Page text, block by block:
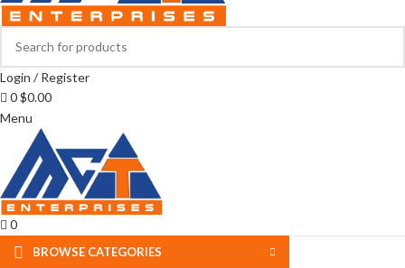
Login / Register
0$0.00
Menu
0
BROWSE CATEGORIES